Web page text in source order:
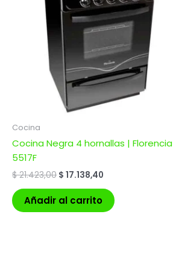
Cocina
Cocina Negra 4 hornallas | Florencia
5517F
$21.423,00 $ 17.138,40
Añadir al carrito